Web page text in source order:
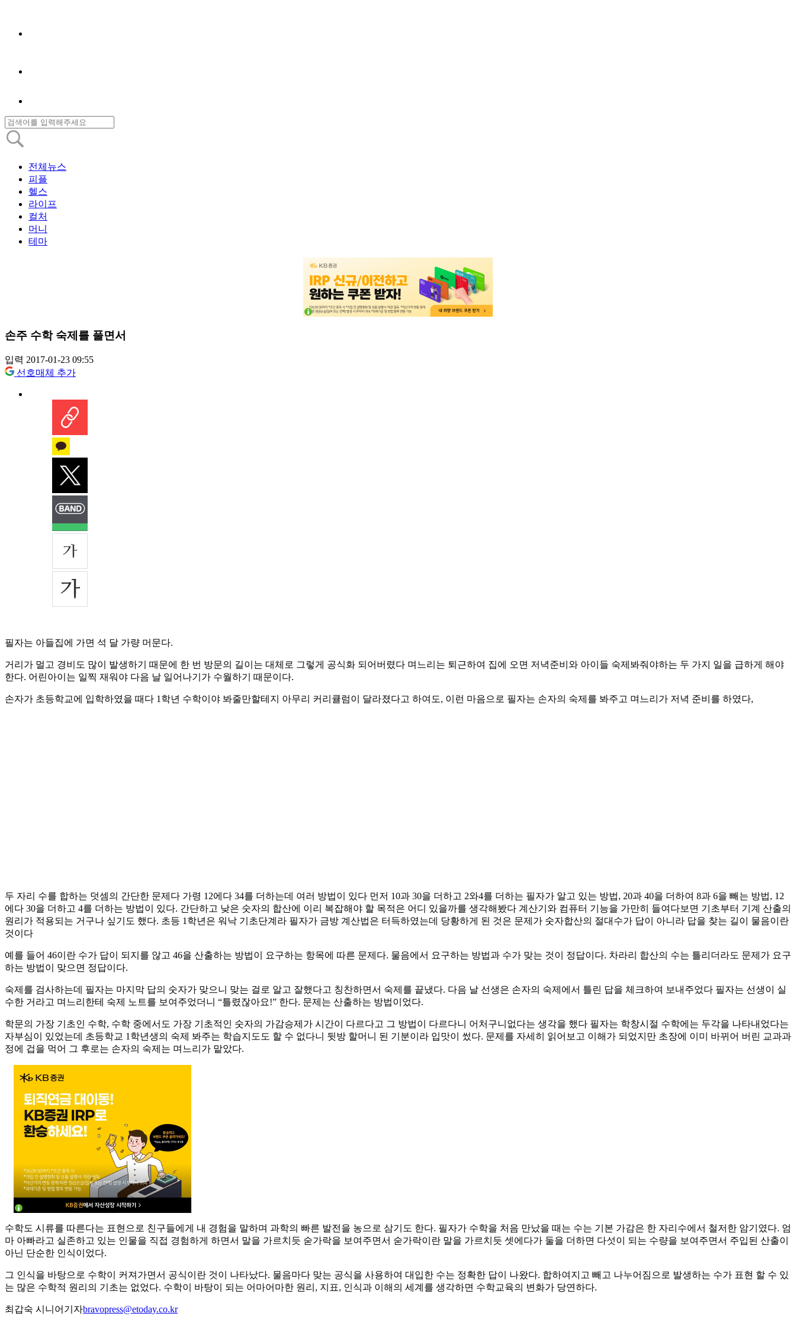
전체뉴스
피플
헬스
라이프
컬처
머니
테마
손주 수학 숙제를 풀면서
입력 2017-01-23 09:55
선호매체 추가
필자는 아들집에 가면 석 달 가량 머문다.
거리가 멀고 경비도 많이 발생하기 때문에 한 번 방문의 길이는 대체로 그렇게 공식화 되어버렸다 며느리는 퇴근하여 집에 오면 저녁준비와 아이들 숙제봐줘야하는 두 가지 일을 급하게 해야
한다. 어린아이는 일찍 재워야 다음 날 일어나기가 수월하기 때문이다.
손자가 초등학교에 입학하였을 때다 1학년 수학이야 봐줄만할테지 아무리 커리큘럼이 달라졌다고 하여도, 이런 마음으로 필자는 손자의 숙제를 봐주고 며느리가 저녁 준비를 하였다,
두 자리 수를 합하는 덧셈의 간단한 문제다 가령 12에다 34를 더하는데 여러 방법이 있다 먼저 10과 30을 더하고 2와4를 더하는 필자가 알고 있는 방법, 20과 40을 더하여 8과 6을 빼는 방법, 12
에다 30을 더하고 4를 더하는 방법이 있다. 간단하고 낮은 숫자의 합산에 이리 복잡해야 할 목적은 어디 있을까를 생각해봤다 계산기와 컴퓨터 기능을 가만히 들여다보면 기초부터 기계 산출의
원리가 적용되는 거구나 싶기도 했다. 초등 1학년은 워낙 기초단계라 필자가 금방 계산법은 터득하였는데 당황하게 된 것은 문제가 숫자합산의 절대수가 답이 아니라 답을 찾는 길이 물음이란
것이다
예를 들어 46이란 수가 답이 되지를 않고 46을 산출하는 방법이 요구하는 항목에 따른 문제다. 물음에서 요구하는 방법과 수가 맞는 것이 정답이다. 차라리 합산의 수는 틀리더라도 문제가 요구
하는 방법이 맞으면 정답이다.
숙제를 검사하는데 필자는 마지막 답의 숫자가 맞으니 맞는 걸로 알고 잘했다고 칭찬하면서 숙제를 끝냈다. 다음 날 선생은 손자의 숙제에서 틀린 답을 체크하여 보내주었다 필자는 선생이 실
수한 거라고 며느리한테 숙제 노트를 보여주었더니 “틀렸잖아요!” 한다. 문제는 산출하는 방법이었다.
학문의 가장 기초인 수학, 수학 중에서도 가장 기초적인 숫자의 가감승제가 시간이 다르다고 그 방법이 다르다니 어처구니없다는 생각을 했다 필자는 학창시절 수학에는 두각을 나타내었다는
자부심이 있었는데 초등학교 1학년생의 숙제 봐주는 학습지도도 할 수 없다니 뒷방 할머니 된 기분이라 입맛이 썼다. 문제를 자세히 읽어보고 이해가 되었지만 초장에 이미 바뀌어 버린 교과과
정에 겁을 먹어 그 후로는 손자의 숙제는 며느리가 맡았다.
수학도 시류를 따른다는 표현으로 친구들에게 내 경험을 말하며 과학의 빠른 발전을 농으로 삼기도 한다. 필자가 수학을 처음 만났을 때는 수는 기본 가감은 한 자리수에서 철저한 암기였다. 엄
마 아빠라고 실존하고 있는 인물을 직접 경험하게 하면서 말을 가르치듯 숟가락을 보여주면서 숟가락이란 말을 가르치듯 셋에다가 둘을 더하면 다섯이 되는 수량을 보여주면서 주입된 산출이
아닌 단순한 인식이었다.
그 인식을 바탕으로 수학이 커져가면서 공식이란 것이 나타났다. 물음마다 맞는 공식을 사용하여 대입한 수는 정확한 답이 나왔다. 합하여지고 빼고 나누어짐으로 발생하는 수가 표현 할 수 있
는 많은 수학적 원리의 기초는 없었다. 수학이 바탕이 되는 어마어마한 원리, 지표, 인식과 이해의 세계를 생각하면 수학교육의 변화가 당연하다.
최갑숙 시니어기자bravopress@etoday.co.kr